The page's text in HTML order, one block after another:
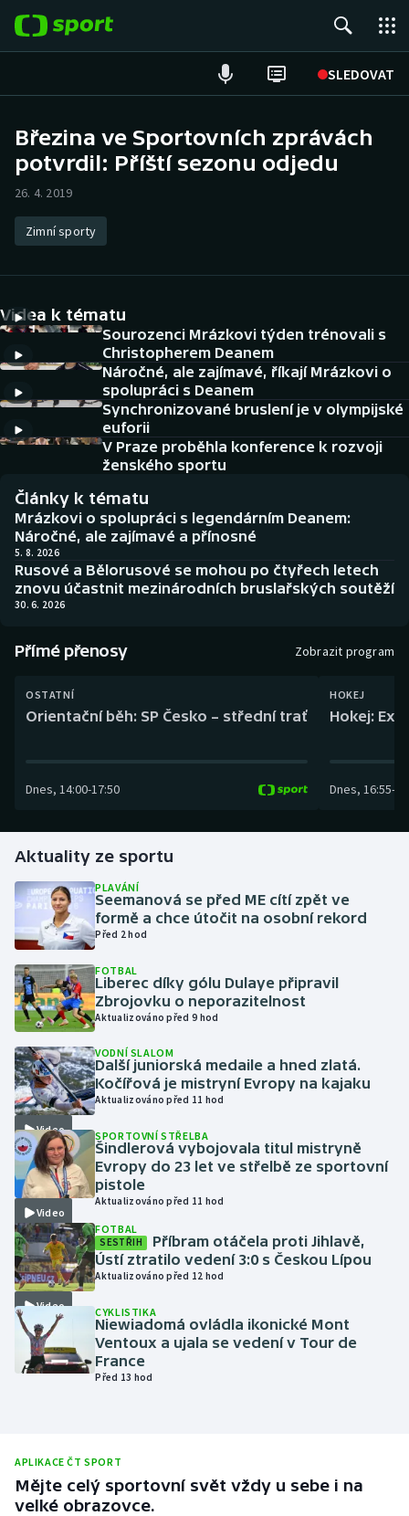
SLEDOVAT
Hokej
Atletika
DALŠÍ SPORTY
Americký fotbal
Baseball a softbal
Biatlon
Boby a skeleton
Box
Curling
Dostihy
Gymnastika
Házená
Jezdectví
Judo
Krasobruslení
Lezení
Lyže a snowboard
Moderní pětiboj
Motorsport
Olympijské hry
Parasport
Plavání
Plážový volejbal
NEPŘEHLÉDNĚTE
Historické návraty
Aplikace ČT sport
AZ kvíz
Březina ve Sportovních zprávách
potvrdil: Příští sezonu odjedu
26. 4. 2019
Zimní sporty
Videa k tématu
Sourozenci Mrázkovi týden trénovali s
Christopherem Deanem
Náročné, ale zajímavé, říkají Mrázkovi o
spolupráci s Deanem
Synchronizované bruslení je v olympijské
euforii
V Praze proběhla konference k rozvoji
ženského sportu
Články k tématu
Mrázkovi o spolupráci s legendárním Deanem:
Náročné, ale zajímavé a přínosné
5. 8. 2026
Rusové a Bělorusové se mohou po čtyřech letech
znovu účastnit mezinárodních bruslařských soutěží
30. 6. 2026
Přímé přenosy Zobrazit program
OSTATNÍ
Orientační běh: SP Česko – střední trať
Dnes, 14:00-17:50
HOKEJ
Hokej:
Dnes, 16:55-
Aktuality ze sportu
PLAVÁNÍ
Seemanová se před ME cítí zpět ve
formě a chce útočit na osobní rekord
Před 2 hod
FOTBAL
Liberec díky gólu Dulaye připravil
Zbrojovku o neporazitelnost
Aktualizováno před 9 hod
Video
VODNÍ SLALOM
Další juniorská medaile a hned zlatá.
Kočířová je mistryní Evropy na kajaku
Aktualizováno před 11 hod
Video
SPORTOVNÍ STŘELBA
Šindlerová vybojovala titul mistryně
Evropy do 23 let ve střelbě ze sportovní
pistole
Aktualizováno před 11 hod
Video
FOTBAL
SESTŘIH
Příbram otáčela proti Jihlavě,
Ústí ztratilo vedení 3:0 s Českou Lípou
Aktualizováno před 12 hod
CYKLISTIKA
Niewiadomá ovládla ikonické Mont
Ventoux a ujala se vedení v Tour de
France
Před 13 hod
APLIKACE ČT SPORT
Mějte celý sportovní svět vždy u sebe i na
velké obrazovce.